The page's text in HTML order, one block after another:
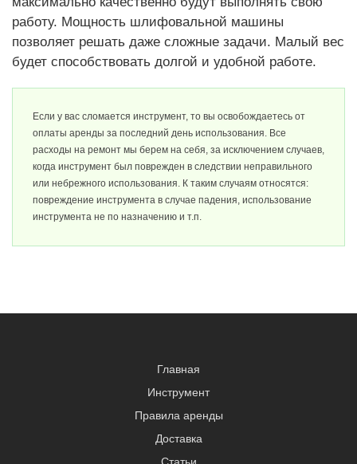
работу. Мощность шлифовальной машины
позволяет решать даже сложные задачи. Малый вес
будет способствовать долгой и удобной работе.
Если у вас сломается инструмент, то вы освобождаетесь от
оплаты аренды за последний день использования. Все
расходы на ремонт мы берем на себя, за исключением случаев,
когда инструмент был поврежден в следствии неправильного
или небрежного использования. К таким случаям относятся:
повреждение инструмента в случае падения, использование
инструмента не по назначению и т.п.
Главная
Инструмент
Правила аренды
Доставка